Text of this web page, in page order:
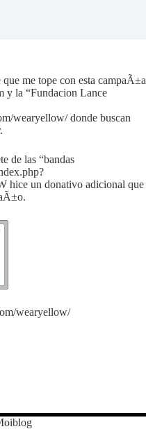
me tope con esta campaÃ±a
y la “Fundacion Lance
wearyellow/ donde buscan
de las “bandas
un donativo adicional que
wearyellow/